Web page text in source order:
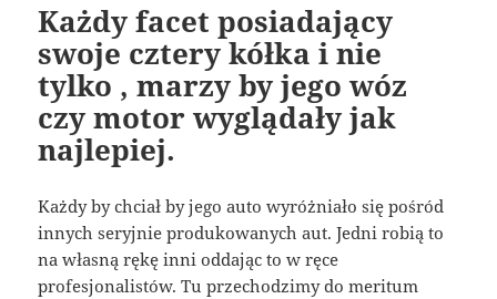
Każdy facet posiadający
swoje cztery kółka i nie
tylko , marzy by jego wóz
czy motor wyglądały jak
najlepiej.
Każdy by chciał by jego auto wyróżniało się pośród
innych seryjnie produkowanych aut. Jedni robią to
na własną rękę inni oddając to w ręce
profesjonalistów. Tu przechodzimy do meritum